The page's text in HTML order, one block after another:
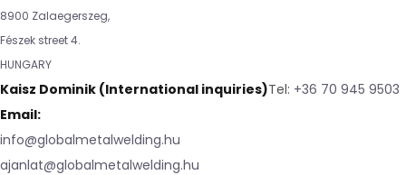
8900 Zalaegerszeg,
Fészek street 4.
HUNGARY
Kaisz Dominik (International inquiries)Tel: +36 70 945 9503
Email:
info@globalmetalwelding.hu
ajanlat@globalmetalwelding.hu